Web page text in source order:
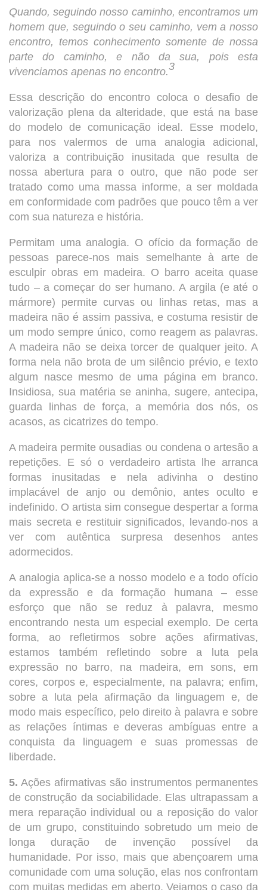
Quando, seguindo nosso caminho, encontramos um
homem que, seguindo o seu caminho, vem a nosso
encontro, temos conhecimento somente de nossa
parte do caminho, e não da sua, pois esta
vivenciamos apenas no encontro.3
Essa descrição do encontro coloca o desafio de
valorização plena da alteridade, que está na base
do modelo de comunicação ideal. Esse modelo,
para nos valermos de uma analogia adicional,
valoriza a contribuição inusitada que resulta de
nossa abertura para o outro, que não pode ser
tratado como uma massa informe, a ser moldada
em conformidade com padrões que pouco têm a ver
com sua natureza e história.
Permitam uma analogia. O ofício da formação de
pessoas parece-nos mais semelhante à arte de
esculpir obras em madeira. O barro aceita quase
tudo – a começar do ser humano. A argila (e até o
mármore) permite curvas ou linhas retas, mas a
madeira não é assim passiva, e costuma resistir de
um modo sempre único, como reagem as palavras.
A madeira não se deixa torcer de qualquer jeito. A
forma nela não brota de um silêncio prévio, e texto
algum nasce mesmo de uma página em branco.
Insidiosa, sua matéria se aninha, sugere, antecipa,
guarda linhas de força, a memória dos nós, os
acasos, as cicatrizes do tempo.
A madeira permite ousadias ou condena o artesão a
repetições. E só o verdadeiro artista lhe arranca
formas inusitadas e nela adivinha o destino
implacável de anjo ou demônio, antes oculto e
indefinido. O artista sim consegue despertar a forma
mais secreta e restituir significados, levando-nos a
ver com autêntica surpresa desenhos antes
adormecidos.
A analogia aplica-se a nosso modelo e a todo ofício
da expressão e da formação humana – esse
esforço que não se reduz à palavra, mesmo
encontrando nesta um especial exemplo. De certa
forma, ao refletirmos sobre ações afirmativas,
estamos também refletindo sobre a luta pela
expressão no barro, na madeira, em sons, em
cores, corpos e, especialmente, na palavra; enfim,
sobre a luta pela afirmação da linguagem e, de
modo mais específico, pelo direito à palavra e sobre
as relações íntimas e deveras ambíguas entre a
conquista da linguagem e suas promessas de
liberdade.
5. Ações afirmativas são instrumentos permanentes
de construção da sociabilidade. Elas ultrapassam a
mera reparação individual ou a reposição do valor
de um grupo, constituindo sobretudo um meio de
longa duração de invenção possível da
humanidade. Por isso, mais que abençoarem uma
comunidade com uma solução, elas nos confrontam
com muitas medidas em aberto. Vejamos o caso da